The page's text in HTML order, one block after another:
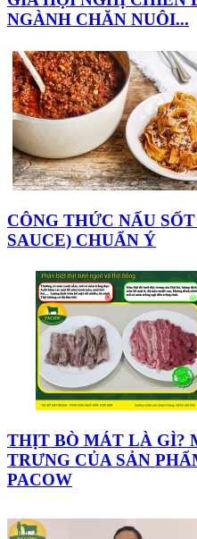
NGÀNH CHĂN NUÔI...
CÔNG THỨC NẤU
SAUCE) CHUẨN Ý
THỊT BÒ MÁT LÀ GÌ?
TRƯNG CỦA SẢN
PACOW